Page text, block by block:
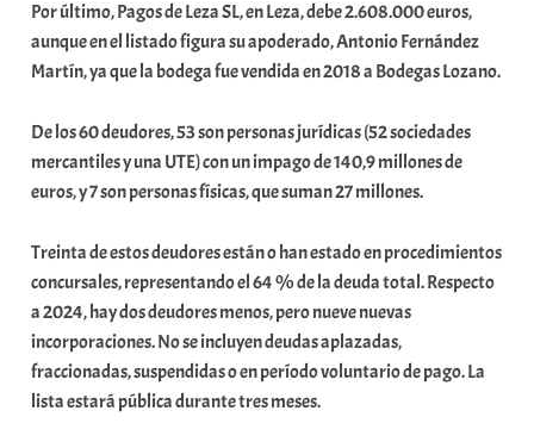
Por último, Pagos de Leza SL, en Leza, debe 2.608.000 euros,
aunque en el listado figura su apoderado, Antonio Fernández
Martín, ya que la bodega fue vendida en 2018 a Bodegas Lozano.
De los 60 deudores, 53 son personas jurídicas (52 sociedades
mercantiles y una UTE) con un impago de 140,9 millones de
euros, y 7 son personas físicas, que suman 27 millones.
Treinta de estos deudores están o han estado en procedimientos
concursales, representando el 64 % de la deuda total. Respecto
a 2024, hay dos deudores menos, pero nueve nuevas
incorporaciones. No se incluyen deudas aplazadas,
fraccionadas, suspendidas o en período voluntario de pago. La
lista estará pública durante tres meses.